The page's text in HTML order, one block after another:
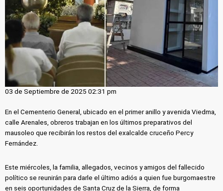
03 de Septiembre de 2025 02:31 pm
En el Cementerio General, ubicado en el primer anillo y avenida Viedma,
calle Arenales, obreros trabajan en los últimos preparativos del
mausoleo que recibirán los restos del exalcalde cruceño Percy
Fernández.
Este miércoles, la familia, allegados, vecinos y amigos del fallecido
político se reunirán para darle el último adiós a quien fue burgomaestre
en seis oportunidades de Santa Cruz de la Sierra, de forma